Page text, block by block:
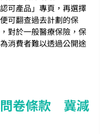
可產品」專頁，再選擇
可翻查過去計劃的保
對於一般醫療保險，保
消費者難以透過公開途
卷條款 冀減